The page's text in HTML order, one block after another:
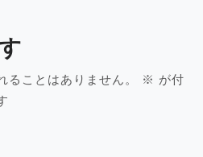
ることはありません。 ※ が付